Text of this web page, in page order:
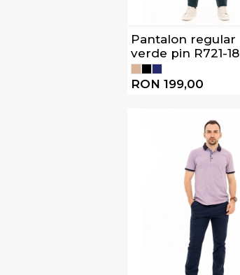
Pantalon regular
verde pin R721-18
RON 199,00